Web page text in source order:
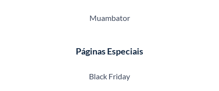
Muambator
Páginas Especiais
Black Friday